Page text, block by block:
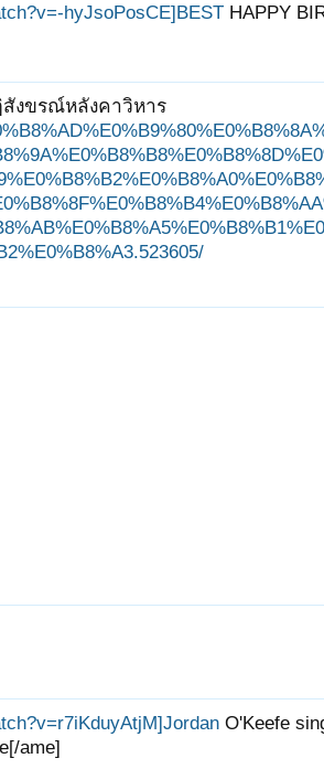
hyJsoPosCE]BEST HAPPY
งขรณ์หลังคาวิหาร
O'Keefe
ame]